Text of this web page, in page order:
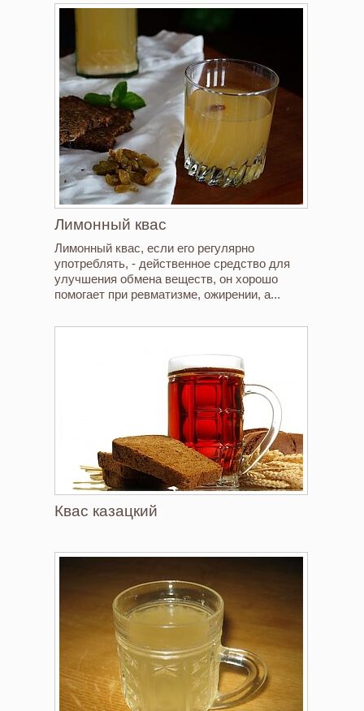
Лимонный квас
Лимонный квас, если его регулярно
употреблять, - действенное средство для
улучшения обмена веществ, он хорошо
помогает при ревматизме, ожирении, а...
Квас казацкий